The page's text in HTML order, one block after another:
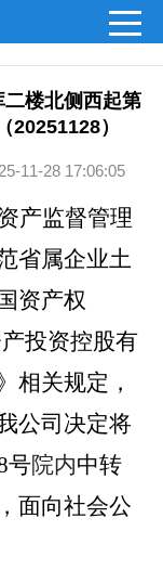
楼北侧西起第
20251128）
11-28 17:06:05
产监督管理
省属企业土
资产权
投资控股有
相关规定，
公司决定将
号院内中转
，面向社会公